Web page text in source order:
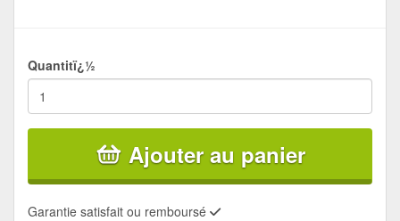
Quantitï¿½
Ajouter au panier
Garantie satisfait ou remboursé